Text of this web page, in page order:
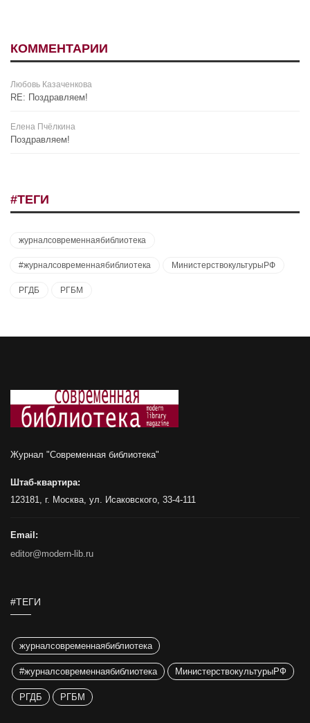
КОММЕНТАРИИ
Любовь Казаченкова
RE: Поздравляем!
Елена Пчёлкина
Поздравляем!
#ТЕГИ
журналсовременнаябиблиотека
#журналсовременнаябиблиотека МинистерствокультурыРФ
РГДБ РГБМ
Журнал "Современная библиотека"
Штаб-квартира:
123181, г. Москва, ул. Исаковского, 33-4-111
Email:
editor@modern-lib.ru
#ТЕГИ
журналсовременнаябиблиотека
#журналсовременнаябиблиотека МинистерствокультурыРФ
РГДБ РГБМ